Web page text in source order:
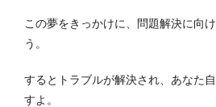
この夢をきっかけに、問題解決に向
う。
するとトラブルが解決され、あなた
すよ。